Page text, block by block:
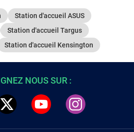
Station d'accueil ASUS
Station d'accueil Targus
Station d'accueil Kensington
NOUS SUR :